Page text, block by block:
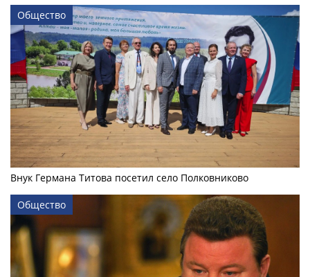
Общество
Внук Германа Титова посетил село Полковниково
Общество